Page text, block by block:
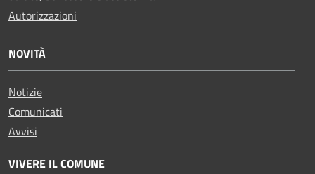
Autorizzazioni
NOVITÀ
Notizie
Comunicati
Avvisi
VIVERE IL COMUNE